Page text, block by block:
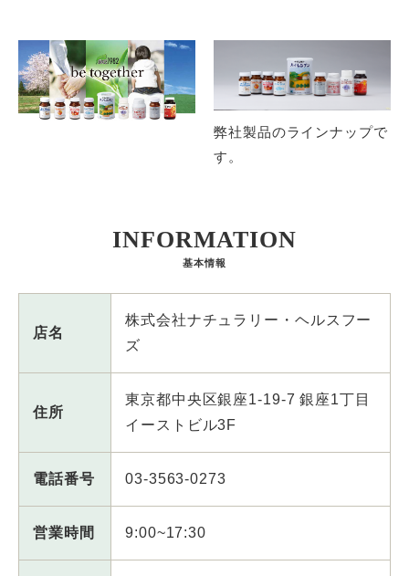
弊社製品のラインナップで
す。
INFORMATION
基本情報
店名
株式会社ナチュラリー・ヘルスフー
ズ
住所
東京都中央区銀座1-19-7 銀座1丁目
イーストビル3F
電話番号 03-3563-0273
営業時間 9:00~17:30